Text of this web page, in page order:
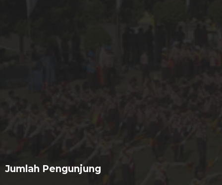
Jumlah Pengunjung